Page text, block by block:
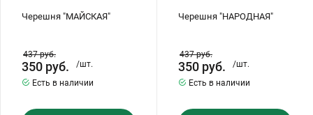
Черешня "МАЙСКАЯ"
437руб.
350 руб.
/шт.
Есть в наличии
Черешня "НАРОДНАЯ"
437руб.
350 руб.
/шт.
Есть в наличии